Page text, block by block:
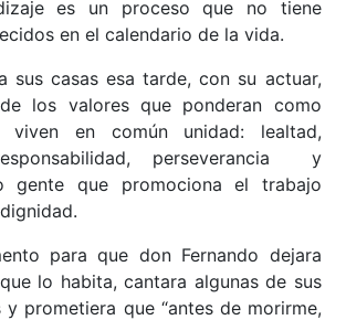
es un proceso que no tiene
en el calendario de la vida.
sus casas esa tarde, con su actuar,
los valores que ponderan como
viven en común unidad: lealtad,
perseverancia y
gente que promociona el trabajo
para que don Fernando dejara
lo habita, cantara algunas de sus
y prometiera que “antes de morirme,